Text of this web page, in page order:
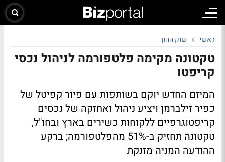
ראשי שוק ההון
טקטונה מקימה פלטפורמה לניהול נכסי
קריפטו
המיזם החדש יוקם בשותפות עם פיור קפיטל של
כפיר זילברמן ויציע ניהול ואחזקה של נכסים
קריפטוגרפיים ללקוחות כשירים בארץ ובחו"ל,
טקטונה תחזיק ב-51% מהפלטפורמה; ברקע
ההודעה המניה מזנקת